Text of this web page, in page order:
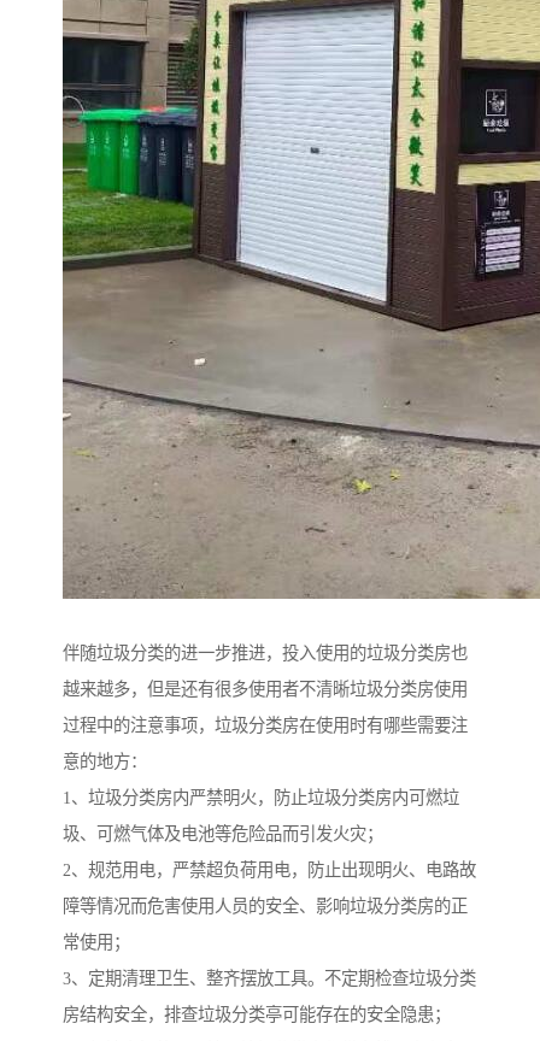
伴随垃圾分类的进一步推进，投入使用的垃圾分类房也
越来越多，但是还有很多使用者不清晰垃圾分类房使用
过程中的注意事项，垃圾分类房在使用时有哪些需要注
意的地方：
1、垃圾分类房内严禁明火，防止垃圾分类房内可燃垃
圾、可燃气体及电池等危险品而引发火灾；
2、规范用电，严禁超负荷用电，防止出现明火、电路故
障等情况而危害使用人员的安全、影响垃圾分类房的正
常使用；
3、定期清理卫生、整齐摆放工具。不定期检查垃圾分类
房结构安全，排查垃圾分类亭可能存在的安全隐患；